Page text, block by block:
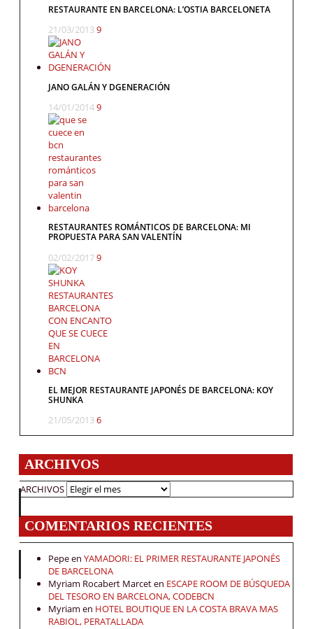
RESTAURANTE EN BARCELONA: L’OSTIA BARCELONETA
21/03/20139
JANO GALÁN Y DGENERACIÓN
14/01/20149
RESTAURANTES ROMÁNTICOS DE BARCELONA: MI
PROPUESTA PARA SAN VALENTÍN
02/02/20179
EL MEJOR RESTAURANTE JAPONÉS DE BARCELONA: KOY
SHUNKA
21/05/20136
ARCHIVOS
ARCHIVOS
COMENTARIOS RECIENTES
Pepeen YAMADORI: EL PRIMER RESTAURANTE JAPONÉS
DE BARCELONA
Myriam Rocabert Marceten ESCAPE ROOM DE BÚSQUEDA
DEL TESORO EN BARCELONA, CODEBCN
Myriam en HOTEL BOUTIQUE EN LA COSTA BRAVA MAS
RABIOL, PERATALLADA